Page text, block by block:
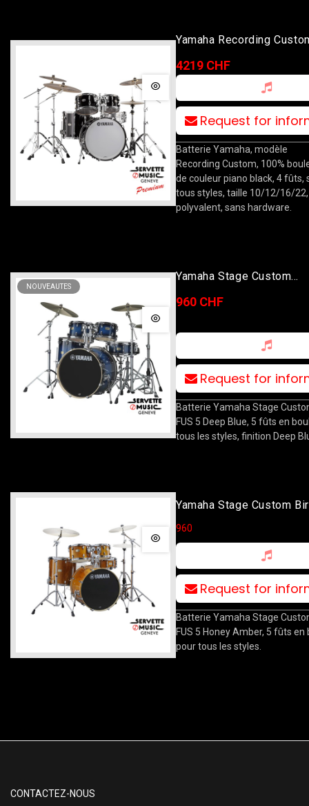
Yamaha Recording
4219 CHF
Request for
Batterie Yamaha, modèle
Recording Custom, 100%
de couleur piano black, 4 fûts,
tous styles, taille 10/12/16/
polyvalent, sans hardware.
NOUVEAUTES
Yamaha Stage Custom
960 CHF
Request for
Batterie Yamaha Stage
FUS 5 Deep Blue, 5 fûts en
tous les styles, finition Deep
Yamaha Stage Custom
10T/12T/14F/20B/14S
Amber Avec Stands
960
Request for
Batterie Yamaha Stage
FUS 5 Honey Amber, 5 fûts en
pour tous les styles.
CONTACTEZ-NOUS